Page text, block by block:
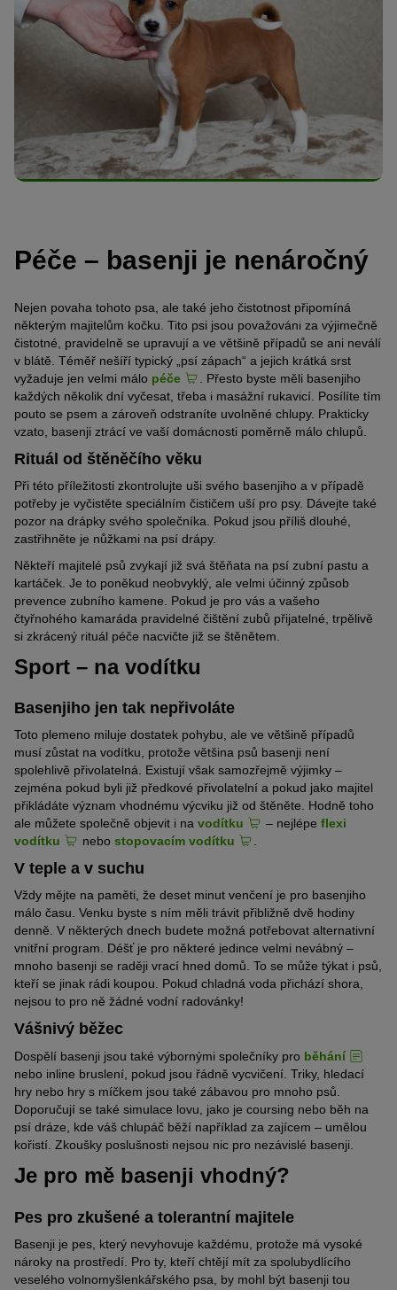
Péče – basenji je nenáročný
Nejen povaha tohoto psa, ale také jeho čistotnost připomíná
některým majitelům kočku. Tito psi jsou považováni za výjimečně
čistotné, pravidelně se upravují a ve většině případů se ani neválí
v blátě. Téměř nešíří typický „psí zápach“ a jejich krátká srst
vyžaduje jen velmi málo péče
. Přesto byste měli basenjiho
každých několik dní vyčesat, třeba i masážní rukavicí. Posílíte tím
pouto se psem a zároveň odstraníte uvolněné chlupy. Prakticky
vzato, basenji ztrácí ve vaší domácnosti poměrně málo chlupů.
Rituál od štěněčího věku
Při této příležitosti zkontrolujte uši svého basenjiho a v případě
potřeby je vyčistěte speciálním čističem uší pro psy. Dávejte také
pozor na drápky svého společníka. Pokud jsou příliš dlouhé,
zastřihněte je nůžkami na psí drápy.
Někteří majitelé psů zvykají již svá štěňata na psí zubní pastu a
kartáček. Je to poněkud neobvyklý, ale velmi účinný způsob
prevence zubního kamene. Pokud je pro vás a vašeho
čtyřnohého kamaráda pravidelné čištění zubů přijatelné, trpělivě
si zkrácený rituál péče nacvičte již se štěnětem.
Sport – na vodítku
Basenjiho jen tak nepřivoláte
Toto plemeno miluje dostatek pohybu, ale ve většině případů
musí zůstat na vodítku, protože většina psů basenji není
spolehlivě přivolatelná. Existují však samozřejmě výjimky –
zejména pokud byli již předkové přivolatelní a pokud jako majitel
přikládáte význam vhodnému výcviku již od štěněte. Hodně toho
ale můžete společně objevit i na vodítku – nejlépe flexi
vodítku
nebo stopovacím vodítku .
V teple a v suchu
Vždy mějte na paměti, že deset minut venčení je pro basenjiho
málo času. Venku byste s ním měli trávit přibližně dvě hodiny
denně. V některých dnech budete možná potřebovat alternativní
vnitřní program. Déšť je pro některé jedince velmi nevábný –
mnoho basenji se raději vrací hned domů. To se může týkat i psů,
kteří se jinak rádi koupou. Pokud chladná voda přichází shora,
nejsou to pro ně žádné vodní radovánky!
Vášnivý běžec
Dospělí basenji jsou také výbornými společníky pro běhání
nebo inline bruslení, pokud jsou řádně vycvičení. Triky, hledací
hry nebo hry s míčkem jsou také zábavou pro mnoho psů.
Doporučují se také simulace lovu, jako je coursing nebo běh na
psí dráze, kde váš chlupáč běží například za zajícem – umělou
kořistí. Zkoušky poslušnosti nejsou nic pro nezávislé basenji.
Je pro mě basenji vhodný?
Pes pro zkušené a tolerantní majitele
Basenji je pes, který nevyhovuje každému, protože má vysoké
nároky na prostředí. Pro ty, kteří chtějí mít za spolubydlícího
veselého volnomyšlenkářského psa, by mohl být basenji tou